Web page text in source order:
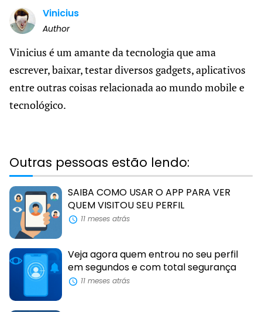
Vinicius
Author
Vinicius é um amante da tecnologia que ama
escrever, baixar, testar diversos gadgets, aplicativos
entre outras coisas relacionada ao mundo mobile e
tecnológico.
Outras pessoas estão lendo:
SAIBA COMO USAR O APP PARA VER
QUEM VISITOU SEU PERFIL
11 meses atrás
Veja agora quem entrou no seu perfil
em segundos e com total segurança
11 meses atrás